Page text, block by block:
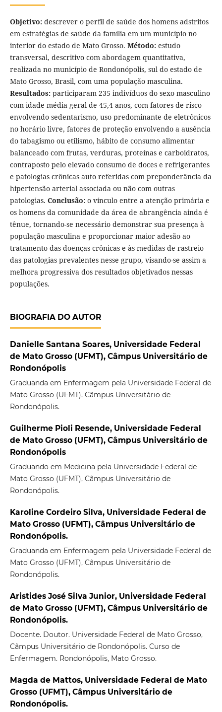
Objetivo: descrever o perfil de saúde dos homens adstritos
em estratégias de saúde da família em um município no
interior do estado de Mato Grosso. Método: estudo
transversal, descritivo com abordagem quantitativa,
realizada no município de Rondonópolis, sul do estado de
Mato Grosso, Brasil, com uma população masculina.
Resultados: participaram 235 indivíduos do sexo masculino
com idade média geral de 45,4 anos, com fatores de risco
envolvendo sedentarismo, uso predominante de eletrônicos
no horário livre, fatores de proteção envolvendo a ausência
do tabagismo ou etilismo, hábito de consumo alimentar
balanceado com frutas, verduras, proteínas e carboidratos,
contraposto pelo elevado consumo de doces e refrigerantes
e patologias crônicas auto referidas com preponderância da
hipertensão arterial associada ou não com outras
patologias. Conclusão: o vínculo entre a atenção primária e
os homens da comunidade da área de abrangência ainda é
tênue, tornando-se necessário demonstrar sua presença à
população masculina e proporcionar maior adesão ao
tratamento das doenças crônicas e às medidas de rastreio
das patologias prevalentes nesse grupo, visando-se assim a
melhora progressiva dos resultados objetivados nessas
populações.
BIOGRAFIA DO AUTOR
Danielle Santana Soares, Universidade Federal
de Mato Grosso (UFMT), Câmpus Universitário de
Rondonópolis
Graduanda em Enfermagem pela Universidade Federal de
Mato Grosso (UFMT), Câmpus Universitário de
Rondonópolis.
Guilherme Pioli Resende, Universidade Federal
de Mato Grosso (UFMT), Câmpus Universitário de
Rondonópolis
Graduando em Medicina pela Universidade Federal de
Mato Grosso (UFMT), Câmpus Universitário de
Rondonópolis.
Karoline Cordeiro Silva, Universidade Federal de
Mato Grosso (UFMT), Câmpus Universitário de
Rondonópolis.
Graduanda em Enfermagem pela Universidade Federal de
Mato Grosso (UFMT), Câmpus Universitário de
Rondonópolis.
Aristides José Silva Junior, Universidade Federal
de Mato Grosso (UFMT), Câmpus Universitário de
Rondonópolis.
Docente. Doutor. Universidade Federal de Mato Grosso,
Câmpus Universitário de Rondonópolis. Curso de
Enfermagem. Rondonópolis, Mato Grosso.
Magda de Mattos, Universidade Federal de Mato
Grosso (UFMT), Câmpus Universitário de
Rondonópolis.